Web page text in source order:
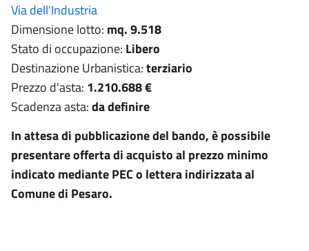
Via dell'Industria
Dimensione lotto: mq. 9.518
Stato di occupazione: Libero
Destinazione Urbanistica:terziario
Prezzo d'asta: 1.210.688 €
Scadenza asta:da definire
In attesa di pubblicazione del bando, è possibile
presentare offerta di acquisto al prezzo minimo
indicato mediante PEC o lettera indirizzata al
Comune di Pesaro.